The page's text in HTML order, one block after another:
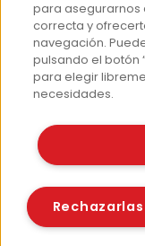
para asegurarnos
correcta y
navegación.
pulsando el botón
para elegir
necesidades.
Rechazarlas